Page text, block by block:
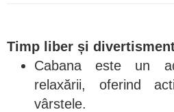
Timp liber și
Cabana este un
relaxării, oferind
vârstele.